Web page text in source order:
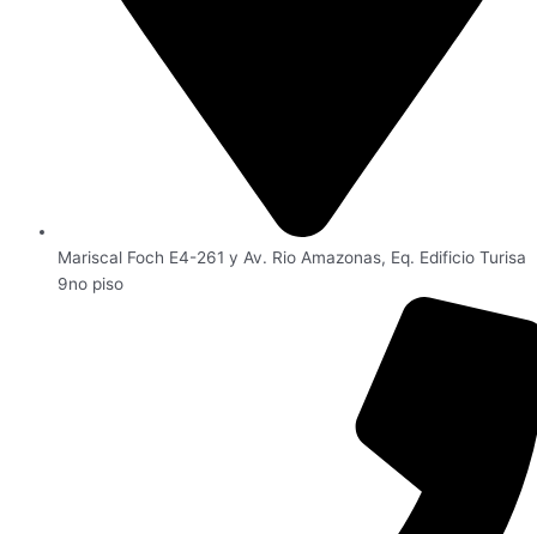
Mariscal Foch E4-261 y Av. Rio Amazonas, Eq. Edificio Turisa
9no piso